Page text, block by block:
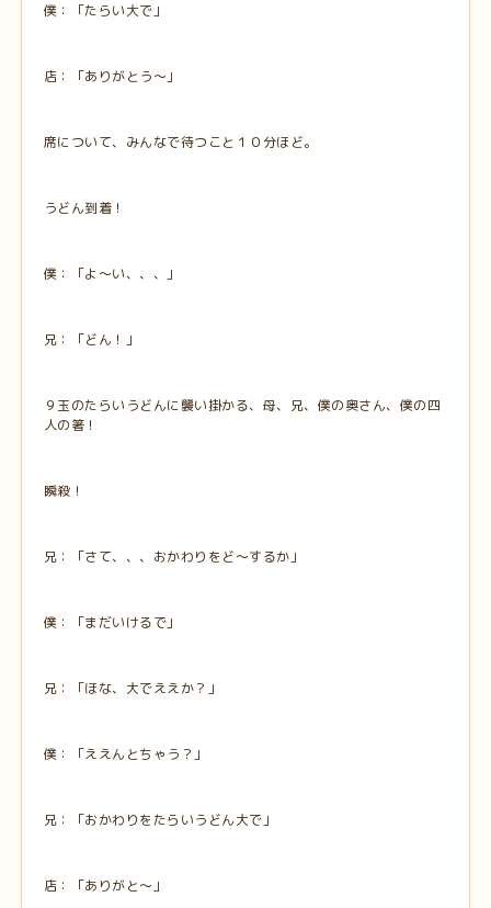
僕：「たらい大で」
店：「ありがとう～」
席について、みんなで待つこと１０分ほど。
うどん到着！
僕：「よ～い、、、」
兄：「どん！」
９玉のたらいうどんに襲い掛かる、母、兄、僕の奥さん、僕の四
人の箸！
瞬殺！
兄：「さて、、、おかわりをど～するか」
僕：「まだいけるで」
兄：「ほな、大でええか？」
僕：「ええんとちゃう？」
兄：「おかわりをたらいうどん大で」
店：「ありがと～」